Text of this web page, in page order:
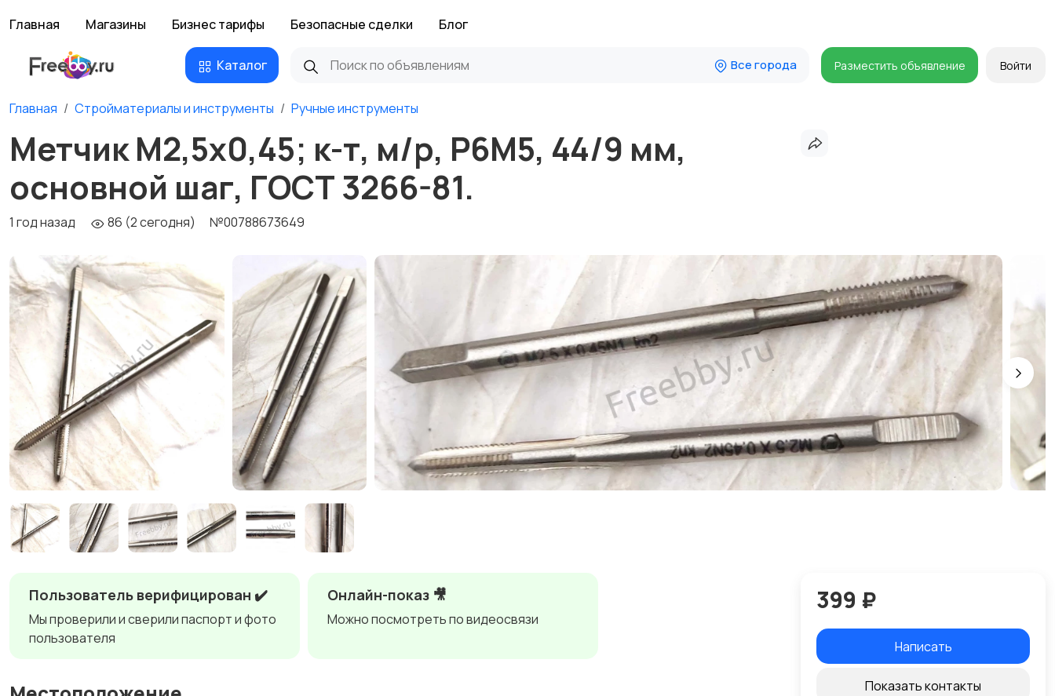
Главная Магазины Бизнес тарифы Безопасные сделки Блог
Каталог Все города Разместить объявление Войти
Главная Стройматериалы и инструменты Ручные инструменты
Метчик М2,5х0,45; к-т, м/р, Р6М5, 44/9 мм,
основной шаг, ГОСТ 3266-81.
1 год назад 86 (2 сегодня) №00788673649
Пользователь верифицирован ✔️
Мы проверили и сверили паспорт и фото
пользователя
Онлайн-показ 🎥
Можно посмотреть по видеосвязи
399 ₽
Написать
Показать контакты